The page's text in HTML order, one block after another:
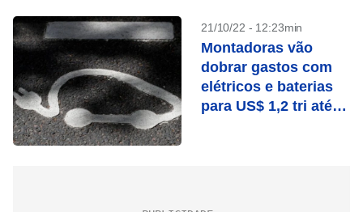
21/10/22 - 12:23min
Montadoras vão
dobrar gastos com
elétricos e baterias
para US$ 1,2 tri até